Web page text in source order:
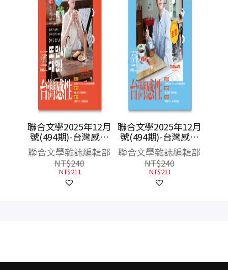
聯合文學2025年12月
號(494期)-台灣感性
感性品茶圭
聯合文學雜誌編輯部
NT$240
NT$211
聯合文學2025年12月
號(494期)-台灣感性
感性早餐圭
聯合文學雜誌編輯部
NT$240
NT$211